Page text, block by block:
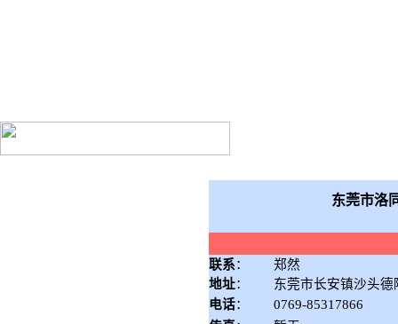
东莞市洛
联系：
郑然
地址：
东莞市长安镇沙头德
电话：
0769-85317866